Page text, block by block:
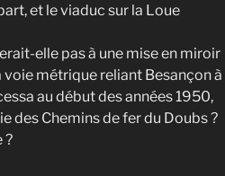
et le viaduc sur la Loue
elle pas à une mise en miroir
voie métrique reliant Besançon à
au début des années 1950,
des Chemins de fer du Doubs ?
?